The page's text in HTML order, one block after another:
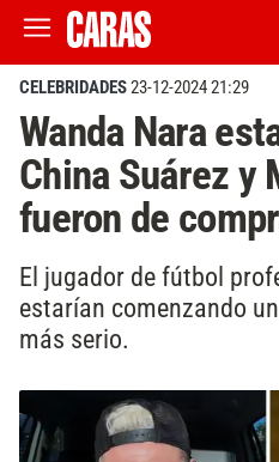
CELEBRIDADES23-12-2024 21:29
Wanda Nara
China Suárez y
fueron de
El jugador de fútbol
estarían comenzando
más serio.